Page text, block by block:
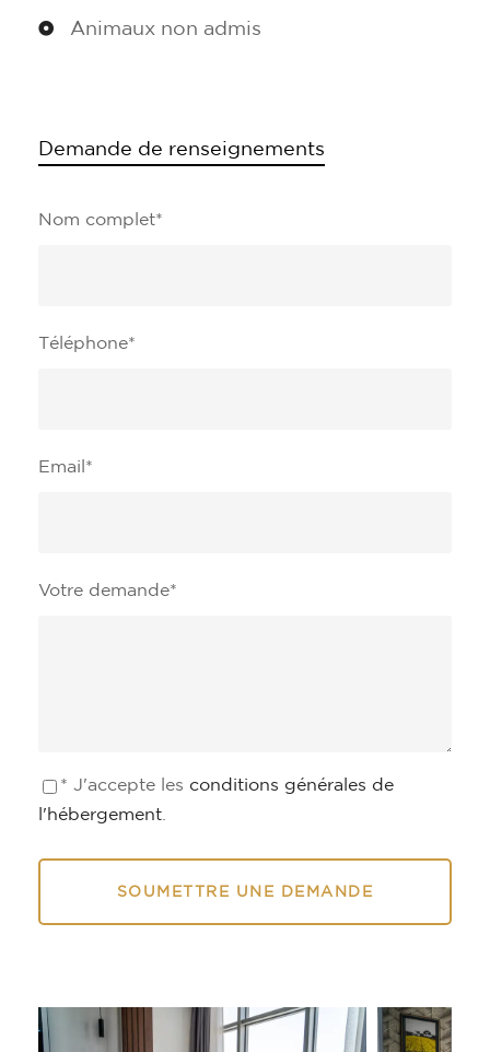
Animaux non admis
Demande de renseignements
Nom complet*
Téléphone*
Email *
Votre demande*
* J'accepte les conditions générales de
l'hébergement